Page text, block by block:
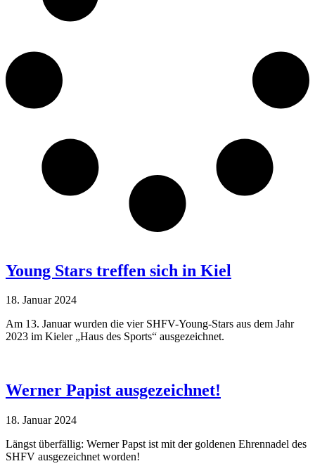
Young Stars treffen sich in Kiel
18. Januar 2024
Am 13. Januar wurden die vier SHFV-Young-Stars aus dem Jahr
2023 im Kieler „Haus des Sports“ ausgezeichnet.
Werner Papist ausgezeichnet!
18. Januar 2024
Längst überfällig: Werner Papst ist mit der goldenen Ehrennadel des
SHFV ausgezeichnet worden!